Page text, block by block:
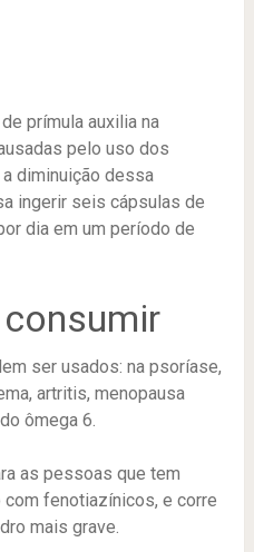
prímula auxilia na
pelo uso dos
diminuição dessa
ingerir seis cápsulas de
dia em um período de
ser usados: na psoríase,
artritis, menopausa
ômega 6.
as pessoas que tem
fenotiazínicos, e corre
mais grave.